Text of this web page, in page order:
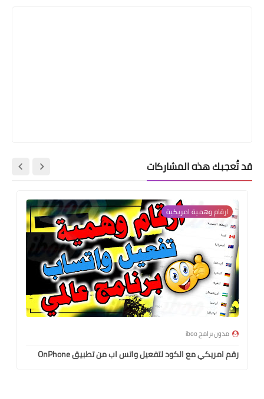
قد تُعجبك هذه المشاركات
ارقام وهمية امريكية
مدون برامج iboo
رقم امريكي مع الكود لتفعيل واتس اب من تطبيق OnPhone